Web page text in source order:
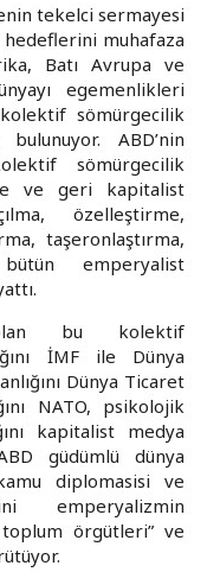
tekelci sermayesi
muhafaza
Batı Avrupa ve
egemenlikleri
sömürgecilik
ABD’nin
sömürgecilik
ve geri kapitalist
özelleştirme,
taşeronlaştırma,
emperyalist
bu kolektif
İMF ile Dünya
Dünya Ticaret
NATO, psikolojik
kapitalist medya
güdümlü dünya
diplomasisi ve
emperyalizmin
toplum örgütleri” ve